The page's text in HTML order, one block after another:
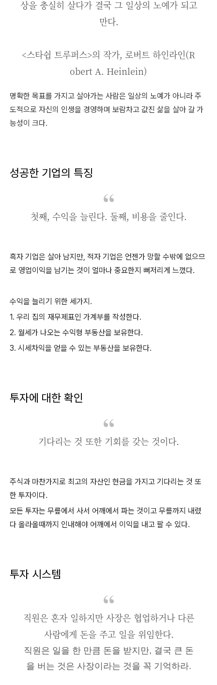
상을 충실히 살다가 결국 그 일상의 노예가 되고
만다.
<스타쉽 트루퍼스>의 작가, 로버트 하인라인(R
obert A. Heinlein)
명확한 목표를 가지고 살아가는 사람은 일상의 노예가 아니라 주
도적으로 자신의 인생을 경영하며 보람차고 값진 삶을 살아 갈 가
능성이 크다.
성공한 기업의 특징
첫째, 수익을 늘린다. 둘째, 비용을 줄인다.
흑자 기업은 살아 남지만, 적자 기업은 언젠가 망할 수밖에 없으므
로 영업이익을 남기는 것이 얼마나 중요한지 뻐저리게 느꼈다.
수익을 늘리기 위한 세가지.
1. 우리 집의 재무제표인 가계부를 작성한다.
2. 월세가 나오는 수익형 부동산을 보유한다.
3. 시세차익을 얻을 수 있는 부동산을 보유한다.
투자에 대한 확인
기다리는 것 또한 기회를 갖는 것이다.
주식과 마찬가지로 최고의 자산인 현금을 가지고 기다리는 것 또
한 투자이다.
모든 투자는 무릎에서 사서 어깨에서 파는 것이고 무릎까지 내렸
다 올라올때까지 인내해야 어깨에서 이익을 내고 팔 수 있다.
투자 시스템
직원은 혼자 일하지만 사장은 협업하거나 다른
사람에게 돈을 주고 일을 위임한다.
직원은 일을 한 만큼 돈을 받지만, 결국 큰 돈
을 버는 것은 사장이라는 것을 꼭 기억하라.